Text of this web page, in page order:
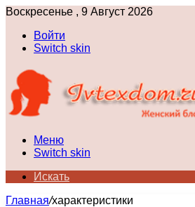
Воскресенье , 9 Август 2026
Войти
Switch skin
Меню
Switch skin
Искать
Главная/характеристики